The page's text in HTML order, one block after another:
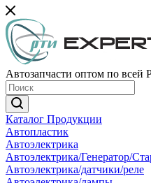
Автозапчасти оптом по всей
Каталог Продукции
Автопластик
Автоэлектрика
Автоэлектрика/Генератор/
Автоэлектрика/датчики/реле